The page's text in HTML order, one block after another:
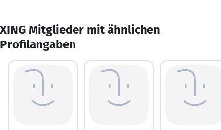
XING Mitglieder mit ähnlichen
Profilangaben